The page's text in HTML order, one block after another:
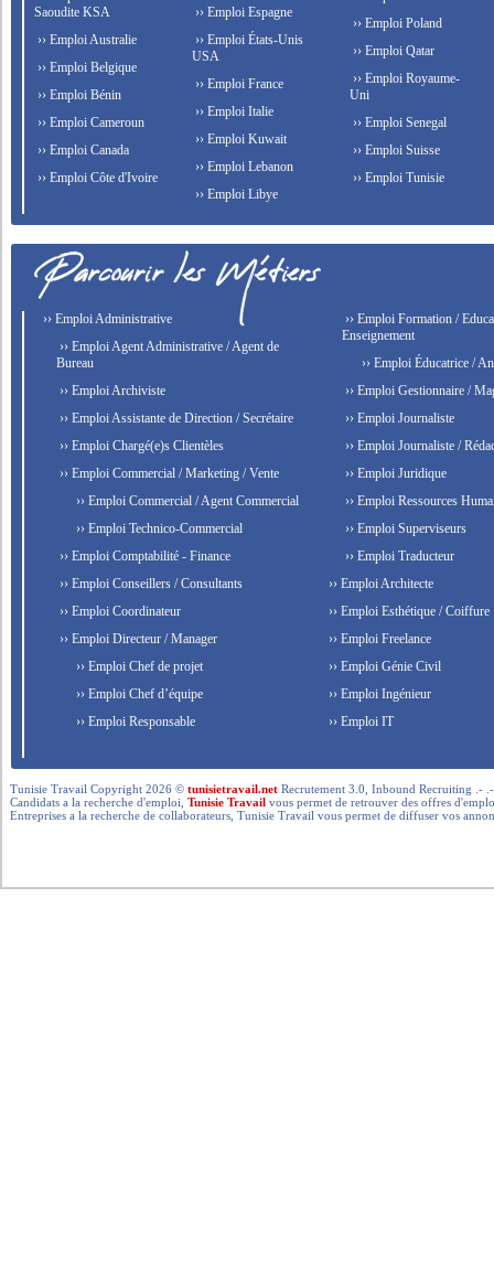
Saoudite KSA
›› Emploi Australie
›› Emploi Belgique
›› Emploi Bénin
›› Emploi Cameroun
›› Emploi Canada
›› Emploi Côte d'Ivoire
›› Emploi Espagne
›› Emploi États-Unis
USA
›› Emploi France
›› Emploi Italie
›› Emploi Kuwait
›› Emploi Lebanon
›› Emploi Libye
›› Emploi Poland
›› Emploi Qatar
›› Emploi Royaume-
Uni
›› Emploi Senegal
›› Emploi Suisse
›› Emploi Tunisie
›› Emploi Administrative
›› Emploi Agent Administrative / Agent de
Bureau
›› Emploi Archiviste
›› Emploi Assistante de Direction / Secrétaire
›› Emploi Chargé(e)s Clientèles
›› Emploi Commercial / Marketing / Vente
›› Emploi Commercial / Agent Commercial
›› Emploi Technico-Commercial
›› Emploi Comptabilité - Finance
›› Emploi Conseillers / Consultants
›› Emploi Coordinateur
›› Emploi Directeur / Manager
›› Emploi Chef de projet
›› Emploi Chef d’équipe
›› Emploi Responsable
›› Emploi Formation /
Enseignement
›› Emploi Éducatrice /
›› Emploi Gestionnaire /
›› Emploi Journaliste
›› Emploi Journaliste /
›› Emploi Juridique
›› Emploi Ressources
›› Emploi Superviseurs
›› Emploi Traducteur
›› Emploi Architecte
›› Emploi Esthétique / Coiffure
›› Emploi Freelance
›› Emploi Génie Civil
›› Emploi Ingénieur
›› Emploi IT
Tunisie Travail Copyright 2026 ©tunisietravail.net Recrutement 3.0, Inbound Recruiting .-
Candidats a la recherche d'emploi,Tunisie Travail vous permet de retrouver des offres
Entreprises a la recherche de collaborateurs, Tunisie Travail vous permet de diffuser vos